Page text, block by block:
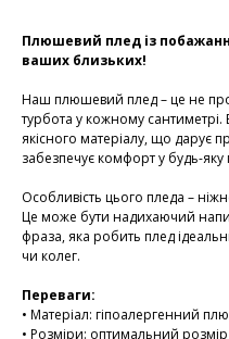
Плюшевий плед із
ваших близьких!
Наш плюшевий плед – це не
турбота у кожному сантиметрі.
якісного матеріалу, що дарує
забезпечує комфорт у будь-яку
Особливість цього пледа –
Це може бути надихаючий
фраза, яка робить плед
чи колег.
Переваги:
• Матеріал: гіпоалергенний
• Розміри: оптимальний